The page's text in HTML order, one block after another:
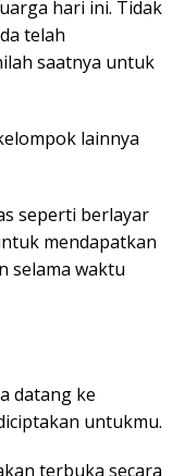
hari ini. Tidak
telah
saatnya untuk
lainnya
seperti berlayar
mendapatkan
selama waktu
datang ke
untukmu.
terbuka secara